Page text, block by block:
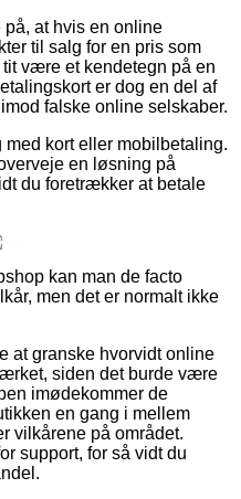
på, at hvis en online
til salg for en pris som
være et kendetegn på en
er dog en del af
falske online selskaber.
kort eller mobilbetaling.
en løsning på
du foretrækker at betale
kan man de facto
men det er normalt ikke
at granske hvorvidt online
siden det burde være
imødekommer de
en gang i mellem
vilkårene på området.
support, for så vidt du